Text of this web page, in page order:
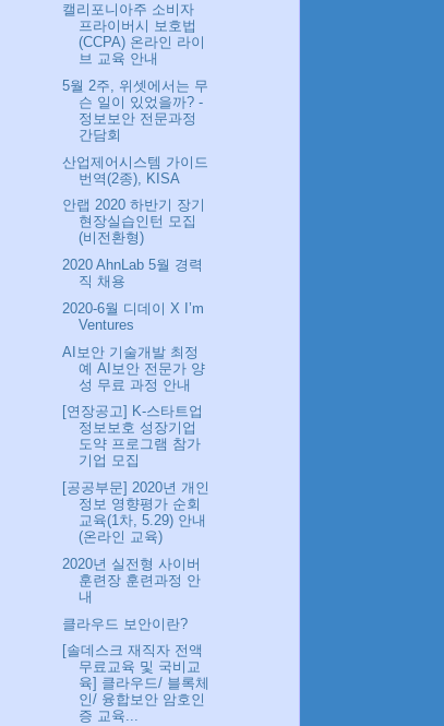
캘리포니아주 소비자
프라이버시 보호법
(CCPA) 온라인 라이
브 교육 안내
5월 2주, 위셋에서는 무
슨 일이 있었을까? -
정보보안 전문과정
간담회
산업제어시스템 가이드
번역(2종), KISA
안랩 2020 하반기 장기
현장실습인턴 모집
(비전환형)
2020 AhnLab 5월 경력
직 채용
2020-6월 디데이 X I’m
Ventures
AI보안 기술개발 최정
예 AI보안 전문가 양
성 무료 과정 안내
[연장공고] K-스타트업
정보보호 성장기업
도약 프로그램 참가
기업 모집
[공공부문] 2020년 개인
정보 영향평가 순회
교육(1차, 5.29) 안내
(온라인 교육)
2020년 실전형 사이버
훈련장 훈련과정 안
내
클라우드 보안이란?
[솔데스크 재직자 전액
무료교육 및 국비교
육] 클라우드/ 블록체
인/ 융합보안 암호인
증 교육...